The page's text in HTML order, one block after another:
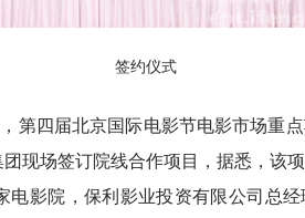
签约仪式
第四届北京国际电影节电影市场重
现场签订院线合作项目，据悉，该
电影院，保利影业投资有限公司总